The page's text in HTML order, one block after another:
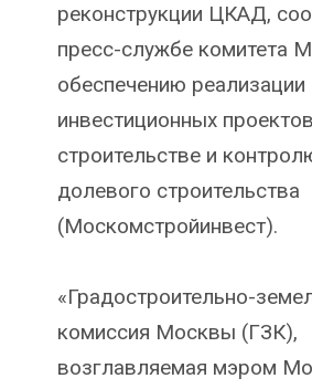
реконструкции ЦКАД,
пресс-службе комитета
обеспечению реализации
инвестиционных
строительстве и
долевого строительства
(Москомстройинвест).
«Градостроительно-
комиссия Москвы (ГЗК),
возглавляемая мэром